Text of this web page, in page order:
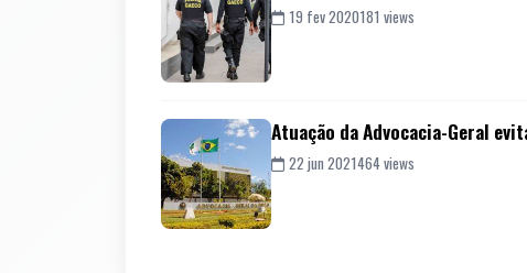
19 fev 2020181 views
Atuação da Advocacia-Geral
22 jun 2021464 views